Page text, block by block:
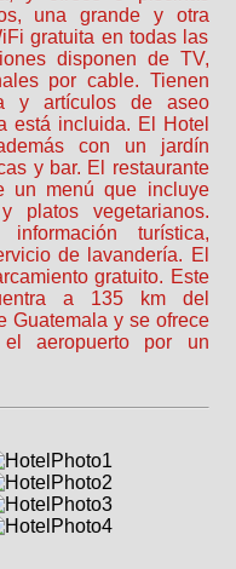
una grande y otra
gratuita en todas las
disponen de TV,
por cable. Tienen
y artículos de aseo
está incluida. El Hotel
con un jardín
y bar. El restaurante
un menú que incluye
platos vegetarianos.
turística,
de lavandería. El
gratuito. Este
a 135 km del
Guatemala y se ofrece
aeropuerto por un